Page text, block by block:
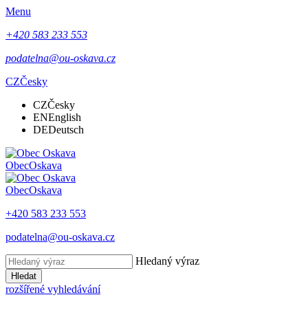
Menu
+420 583 233 553
podatelna@ou-oskava.cz
CZČesky
CZČesky
ENEnglish
DEDeutsch
ObecOskava
ObecOskava
+420 583 233 553
podatelna@ou-oskava.cz
Hledaný výraz
Hledat
rozšířené vyhledávání